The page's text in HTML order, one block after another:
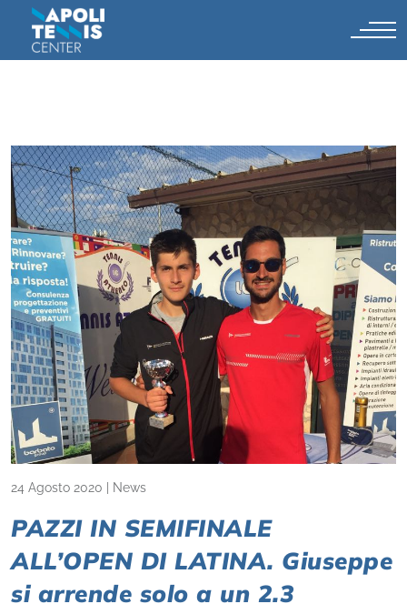
24 Agosto 2020 News
PAZZI IN SEMIFINALE
ALL’OPEN DI LATINA. Giuseppe
si arrende solo a un 2.3